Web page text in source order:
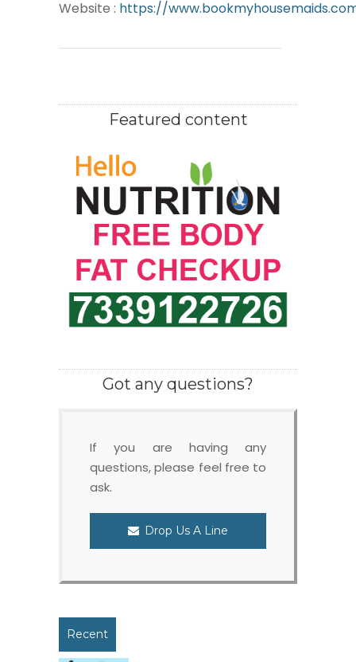
Website : https://
Featured content
Got any questions?
If you are having any
questions, please feel free to
ask.
Drop Us A Line
Recent